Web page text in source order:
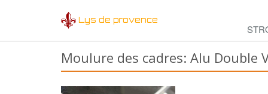
Lys de provence
Moulure des cadres: Alu Double